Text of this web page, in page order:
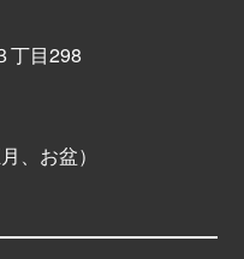
丁目298
、お盆）